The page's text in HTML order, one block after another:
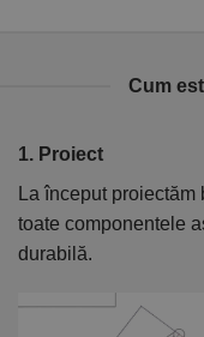
Cum
1. Proiect
La început
toate componentele
durabilă.